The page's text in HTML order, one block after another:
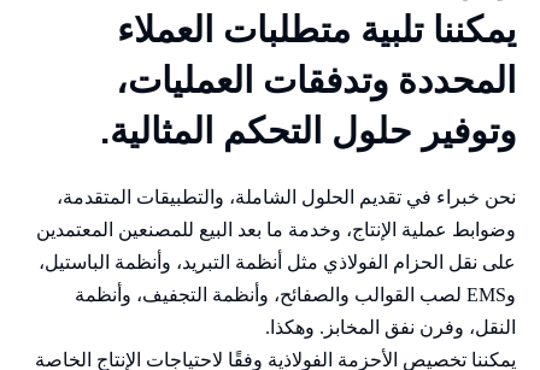
يمكننا تلبية متطلبات العملاء
المحددة وتدفقات العمليات،
وتوفير حلول التحكم المثالية.
نحن خبراء في تقديم الحلول الشاملة، والتطبيقات المتقدمة،
وضوابط عملية الإنتاج، وخدمة ما بعد البيع للمصنعين المعتمدين
على نقل الحزام الفولاذي مثل أنظمة التبريد، وأنظمة الباستيل،
وEMS لصب القوالب والصفائح، وأنظمة التجفيف، وأنظمة
النقل، وفرن نفق المخابز. وهكذا.
يمكننا تخصيص الأحزمة الفولاذية وفقًا لاحتياجات الإنتاج الخاصة